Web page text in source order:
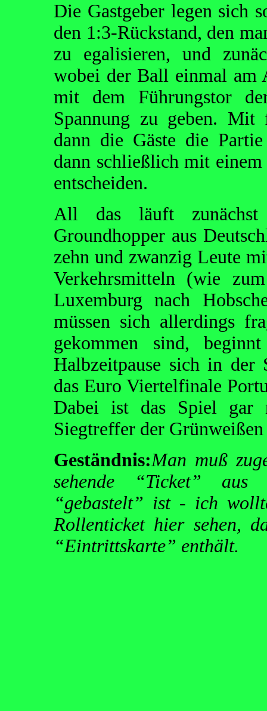
Die Gastgeber legen sich
den 1:3-Rückstand, den
zu egalisieren, und
wobei der Ball einmal am
mit dem Führungstor
Spannung zu geben. Mit
dann die Gäste die
dann schließlich mit
entscheiden.
All das läuft zunächst
Groundhopper aus
zehn und zwanzig Leute
Verkehrsmitteln (wie
Luxemburg nach
müssen sich allerdings
gekommen sind,
Halbzeitpause sich in der
das Euro Viertelfinale
Dabei ist das Spiel gar
Siegtreffer der
Geständnis:Man muß
sehende “Ticket” aus
“gebastelt” ist - ich
Rollenticket hier sehen,
“Eintrittskarte” enthält.